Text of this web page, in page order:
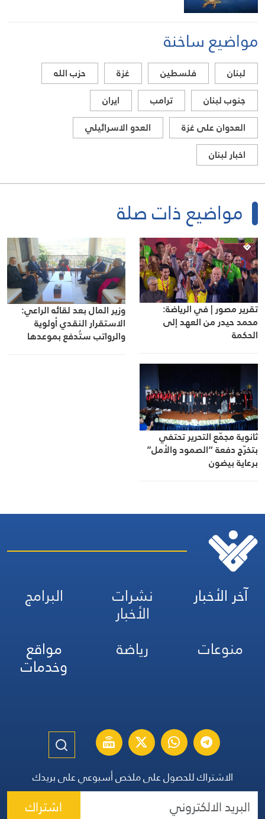
مواضيع ساخنة
لبنان فلسطين غزة
حزب الله
جنوب لبنان
ترامب
ايران
العدوان على غزة
العدو الاسرائيلي
اخبار لبنان
مواضيع ذات صلة
تقرير مصور | في الرياضة:
محمد حيدر من العهد إلى
الحكمة
وزير المال بعد لقائه الراعي:
الاستقرار النقدي أولوية
والرواتب ستُدفع بموعدها
ثانوية مجمّع التحرير تحتفي
بتخرّج دفعة “الصمود والأمل”
برعاية بيضون
آخر الأخبار نشرات
الأخبار
البرامج
منوعات
رياضة مواقع
وخدمات
الاشتراك للحصول على ملخص أسبوعي على بريدك
اشتراك